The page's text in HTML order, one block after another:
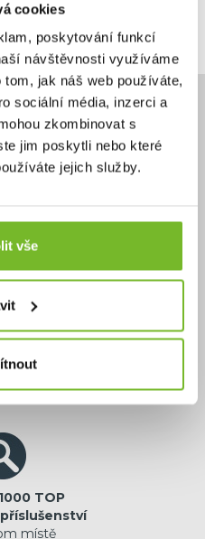
cookies
poskytování funkcí
návštěvnosti využíváme
jak náš web používáte,
sociální média, inzerci a
zkombinovat s
jim poskytli nebo které
jejich služby.
vše
TOP
místě